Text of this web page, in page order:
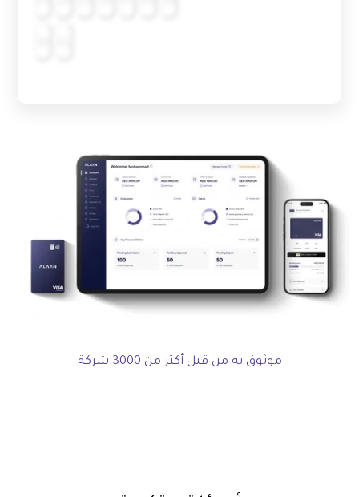
موثوق به من قبل أكثر من 3000 شركة